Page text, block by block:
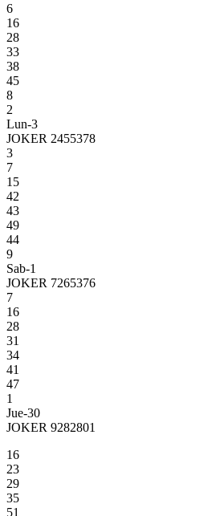
6
16
28
33
38
45
8
2
Lun-3
JOKER 2455378
3
7
15
42
43
49
44
9
Sab-1
JOKER 7265376
7
16
28
31
34
41
47
1
Jue-30
JOKER 9282801
16
23
29
35
51